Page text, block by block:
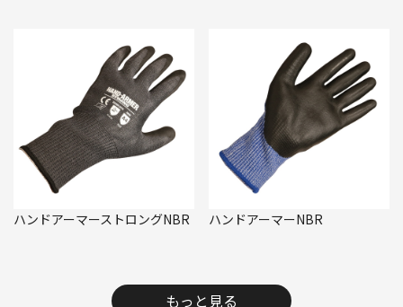
ハンドアーマーストロングNBR ハンドアーマーNBR
もっと見る